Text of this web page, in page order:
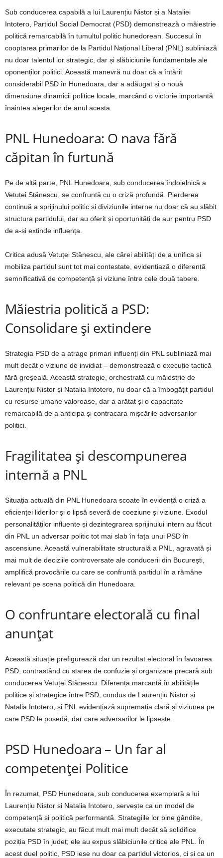
Sub conducerea capabilă a lui Laurențiu Nistor și a Nataliei
Intotero, Partidul Social Democrat (PSD) demonstrează o măiestrie
politică remarcabilă în tumultul politic hunedorean. Succesul în
cooptarea primarilor de la Partidul Național Liberal (PNL) subliniază
nu doar talentul lor strategic, dar și slăbiciunile fundamentale ale
oponenților politici. Această manevră nu doar că a întărit
considerabil PSD în Hunedoara, dar a adăugat și o nouă
dimensiune dinamicii politice locale, marcând o victorie importantă
înaintea alegerilor de anul acesta.
PNL Hunedoara: O nava fără
căpitan în furtună
Pe de altă parte, PNL Hunedoara, sub conducerea îndoielnică a
Vetuței Stănescu, se confruntă cu o criză profundă. Pierderea
continuă a sprijinului politic și diviziunile interne nu doar că au slăbit
structura partidului, dar au oferit și oportunități de aur pentru PSD
de a-și extinde influența.
Critica adusă Vetuței Stănescu, ale cărei abilități de a unifica și
mobiliza partidul sunt tot mai contestate, evidențiază o diferență
semnificativă de competență și viziune între cele două tabere.
Măiestria politică a PSD:
Consolidare și extindere
Strategia PSD de a atrage primari influenți din PNL subliniază mai
mult decât o viziune de invidiat – demonstrează o execuție tactică
fără greșeală. Această strategie, orchestrată cu măiestrie de
Laurențiu Nistor și Natalia Intotero, nu doar că a îmbogățit partidul
cu resurse umane valoroase, dar a arătat și o capacitate
remarcabilă de a anticipa și contracara mișcările adversarilor
politici.
Fragilitatea și descompunerea
internă a PNL
Situația actuală din PNL Hunedoara scoate în evidență o criză a
eficienței liderilor și o lipsă severă de coeziune și viziune. Exodul
personalităților influente și dezintegrarea sprijinului intern au făcut
din PNL un adversar politic tot mai slab în fața unui PSD în
ascensiune. Această vulnerabilitate structurală a PNL, agravată și
mai mult de deciziile controversate ale conducerii din București,
amplifică provocările cu care se confruntă partidul în a rămâne
relevant pe scena politică din Hunedoara.
O confruntare electorală cu final
anunțat
Această situație prefigurează clar un rezultat electoral în favoarea
PSD, contrastând cu starea de confuzie și organizare precară sub
conducerea Vetuței Stănescu. Diferența marcantă în abilitățile
politice și strategice între PSD, condus de Laurențiu Nistor și
Natalia Intotero, și PNL evidențiază supremația clară și viziunea pe
care PSD le posedă, dar care adversarilor le lipsește.
PSD Hunedoara – Un far al
competenței Politice
În rezumat, PSD Hunedoara, sub conducerea exemplară a lui
Laurențiu Nistor și Natalia Intotero, servește ca un model de
competență și politică performantă. Strategiile lor bine gândite,
executate strategic, au făcut mult mai mult decât să solidifice
poziția PSD în județ; ele au expus slăbiciunile critice ale PNL. În
acest duel politic, PSD iese nu doar ca partidul victorios, ci și ca un